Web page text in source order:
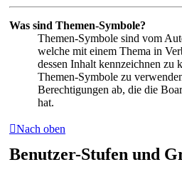
Was sind Themen-Symbole?
Themen-Symbole sind vom
welche mit einem Thema in
dessen Inhalt kennzeichnen
Themen-Symbole zu
Berechtigungen ab, die die
hat.
Nach oben
Benutzer-Stufen und